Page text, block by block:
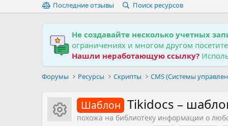
Последние отзывы Поиск ресурсов
Не создавайте несколько учетных
ограничениях и многом другом посетите
Нашли неработающую ссылку?
Форумы Ресурсы Скрипты CMS (Системы
Иконка ресурса
Шаблон Tikidocs –
похожа на библиотеку информации о